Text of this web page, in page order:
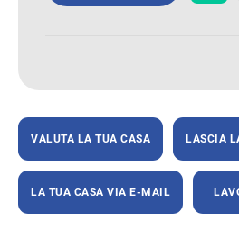
VALUTA LA TUA CASA LASCIA
LA TUA CASA VIA E-MAIL